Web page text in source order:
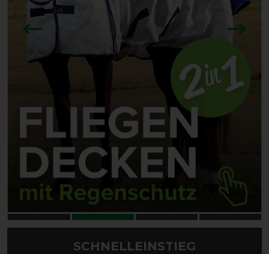
SCHNELLEINSTIEG